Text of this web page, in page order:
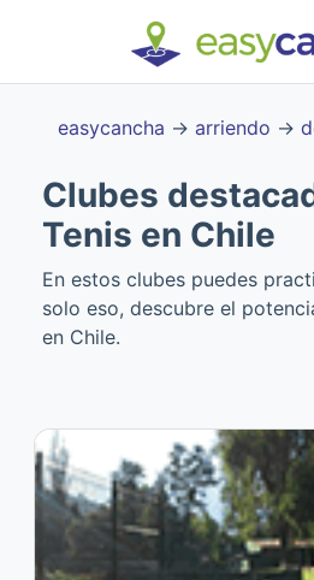
easycancha → arriendo →
Clubes
Tenis en Chile
En estos clubes puedes
solo eso, descubre el
en Chile.